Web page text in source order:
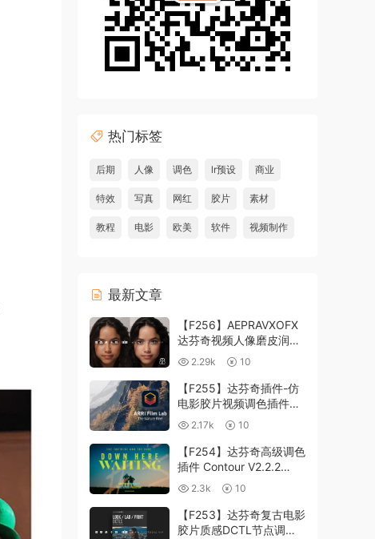
热门标签
后期 人像 调色 lr预设 商业
特效 写真 网红 胶片 素材
教程 电影 欧美 软件 视频制作
最新文章
【F256】AEPRAVXOFX
达芬奇视频人像磨皮润肤
美颜插件 Beauty Box
V6.0.3 Win
2.29k 10
【F255】达芬奇插件-仿
电影胶片视频调色插件
ARRI Film Lab 1.0.10 Win
2.17k 10
【F254】达芬奇高级调色
插件 Contour V2.2.2
WinMac 含使用教程
2.3k 10
【F253】达芬奇复古电影
胶片质感DCTL节点调色